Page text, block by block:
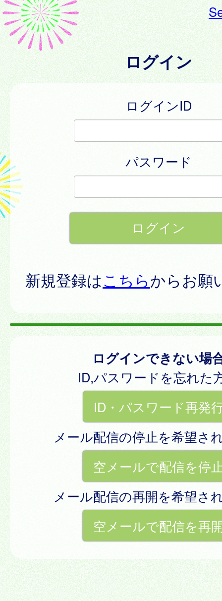
ログイン
ログインID
パスワード
新規登録はこちらからお願
ログインできない場
ID,パスワードを忘れた
ID・パスワード再発
メール配信の停止を希望さ
空メールで配信を停
メール配信の再開を希望さ
空メールで配信を再